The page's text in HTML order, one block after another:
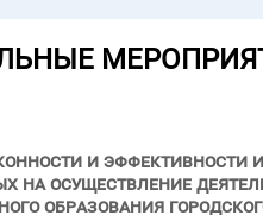
и эффективности
на осуществление
образования